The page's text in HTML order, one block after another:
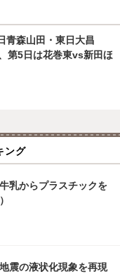
青森山田・東日大昌
第5日は花巻東vs新田ほ
ング
乳からプラスチックを
震の液状化現象を再現